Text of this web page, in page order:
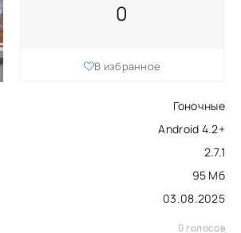
Гоночные
Android 4.2+
2.7.1
95 Мб
03.08.2025
0
В избранное
0 голосов